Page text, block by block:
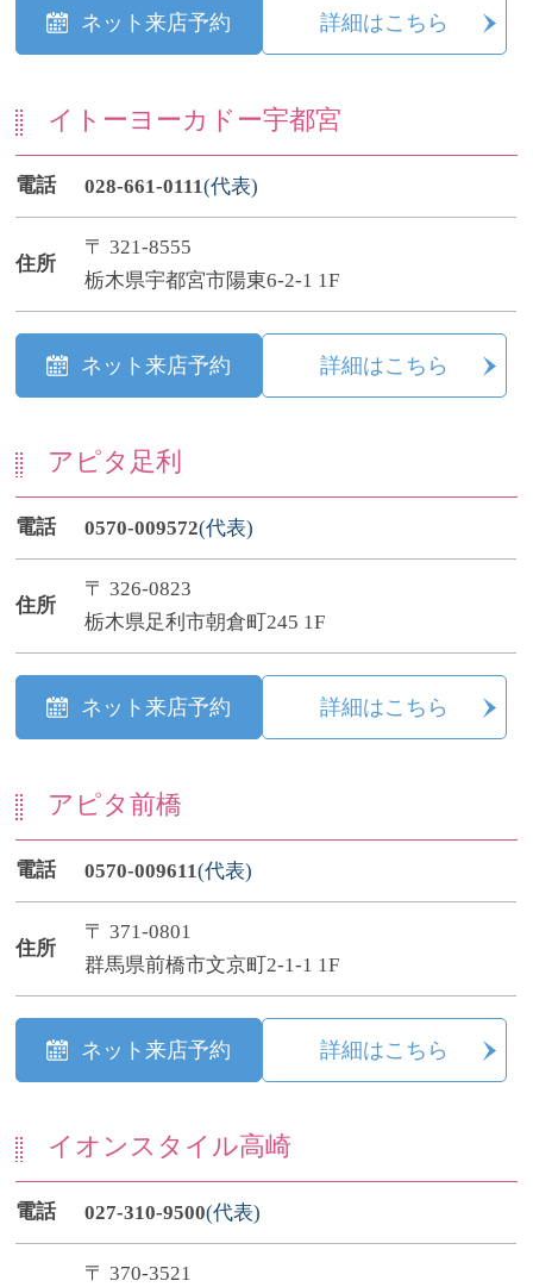
ネット来店予約 詳細はこちら
イトーヨーカドー宇都宮
電話 028-661-0111(代表)
住所
〒 321-8555
栃木県宇都宮市陽東6-2-1 1F
ネット来店予約 詳細はこちら
アピタ足利
電話 0570-009572(代表)
住所
〒 326-0823
栃木県足利市朝倉町245 1F
ネット来店予約 詳細はこちら
アピタ前橋
電話 0570-009611(代表)
住所
〒 371-0801
群馬県前橋市文京町2-1-1 1F
ネット来店予約 詳細はこちら
イオンスタイル高崎
電話 027-310-9500(代表)
〒 370-3521